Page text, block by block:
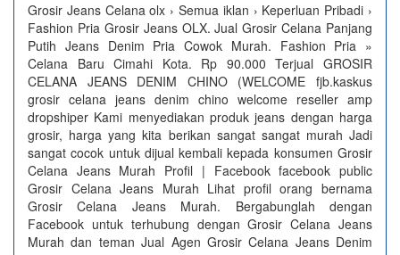
Grosir Jeans Celana olx › Semua iklan › Keperluan Pribadi ›
Fashion Pria Grosir Jeans OLX. Jual Grosir Celana Panjang
Putih Jeans Denim Pria Cowok Murah. Fashion Pria »
Celana Baru Cimahi Kota. Rp 90.000 Terjual GROSIR
CELANA JEANS DENIM CHINO (WELCOME fjb.kaskus
grosir celana jeans denim chino welcome reseller amp
dropshiper Kami menyediakan produk jeans dengan harga
grosir, harga yang kita berikan sangat sangat murah Jadi
sangat cocok untuk dijual kembali kepada konsumen Grosir
Celana Jeans Murah Profil | Facebook facebook public
Grosir Celana Jeans Murah Lihat profil orang bernama
Grosir Celana Jeans Murah. Bergabunglah dengan
Facebook untuk terhubung dengan Grosir Celana Jeans
Murah dan teman Jual Agen Grosir Celana Jeans Denim